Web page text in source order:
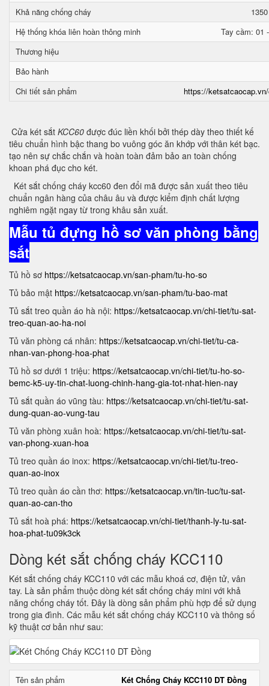
Khả năng chống cháy
Hệ thống khóa liên hoàn thông minh
Tay cầm: 01
Thương hiệu
Bảo hành
Chi tiết sản phẩm
https://
Cửa két sắt KCC60 được đúc liền khối bởi thép dày theo thiết kế
tiêu chuẩn hình bậc thang bo vuông góc ăn khớp với thân két bạc.
tạo nên sự chắc chắn và hoàn toàn đảm bảo an toàn chống
khoan phá đục cho két.
Két sắt chống cháy kcc60 đen đổi mã được sản xuất theo tiêu
chuẩn ngân hàng của châu âu và được kiểm định chất lượng
nghiêm ngặt ngay từ trong khâu sản xuất.
Mẫu tủ đựng hồ sơ văn phòng bằng
sắt
Tủ hồ sơ https://ketsatcaocap.vn/san-pham/tu-ho-so
Tủ bảo mật https://ketsatcaocap.vn/san-pham/tu-bao-mat
Tủ sắt treo quần áo hà nội: https://ketsatcaocap.vn/chi-tiet/tu-sat-
treo-quan-ao-ha-noi
Tủ văn phòng cá nhân: https://ketsatcaocap.vn/chi-tiet/tu-ca-
nhan-van-phong-hoa-phat
Tủ hồ sơ dưới 1 triệu: https://ketsatcaocap.vn/chi-tiet/tu-ho-so-
bemc-k5-uy-tin-chat-luong-chinh-hang-gia-tot-nhat-hien-nay
Tủ sắt quần áo vũng tàu: https://ketsatcaocap.vn/chi-tiet/tu-sat-
dung-quan-ao-vung-tau
Tủ văn phòng xuân hoà: https://ketsatcaocap.vn/chi-tiet/tu-sat-
van-phong-xuan-hoa
Tủ treo quần áo inox: https://ketsatcaocap.vn/chi-tiet/tu-treo-
quan-ao-inox
Tủ treo quần áo cần thơ: https://ketsatcaocap.vn/tin-tuc/tu-sat-
quan-ao-can-tho
Tủ sắt hoà phá: https://ketsatcaocap.vn/chi-tiet/thanh-ly-tu-sat-
hoa-phat-tu09k3ck
Dòng két sắt chống cháy KCC110
Két sắt chống cháy KCC110 với các mẫu khoá cơ, điện tử, vân
tay. Là sản phẩm thuộc dòng két sắt chống cháy mini với khả
năng chống cháy tốt. Đây là dòng sản phẩm phù hợp để sử dụng
trong gia đình. Các mẫu két sắt chống cháy KCC110 và thông số
kỹ thuật cơ bản như sau:
Tên sản phẩm
Két Chống Cháy KCC110 DT Đồng